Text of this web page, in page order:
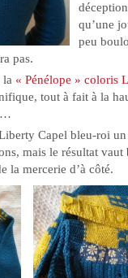
qu’une
peu
pas.
la « Pénélope » coloris
tout à fait à la
Capel bleu-roi
mais le résultat
la mercerie d’à côté.